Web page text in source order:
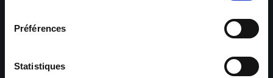
Préférences
Statistiques
Maxiplan
Mulhouse – Industrie,
Logistique, Transport et